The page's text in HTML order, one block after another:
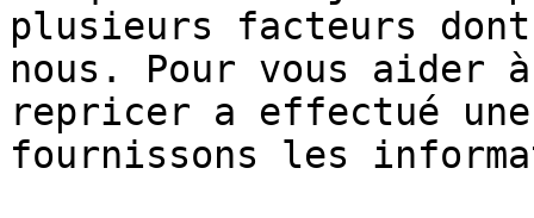
plusieurs facteurs dont
nous. Pour vous aider
repricer a effectué
fournissons les